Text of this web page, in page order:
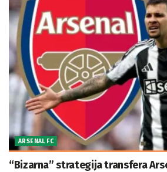
ARSENAL FC
“Bizarna” strategija transfera